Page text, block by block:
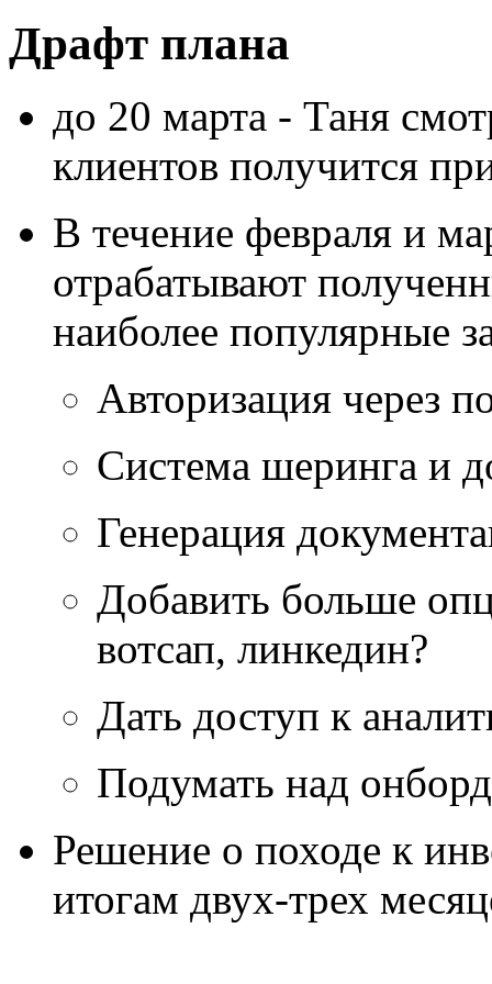
Драфт плана
до 20 марта - Таня
клиентов получится
В течение февраля и
отрабатывают
наиболее популярные
Авторизация через
Система шеринга и
Генерация
Добавить больше
вотсап, линкедин?
Дать доступ к
Подумать над
Решение о походе к
итогам двух-трех